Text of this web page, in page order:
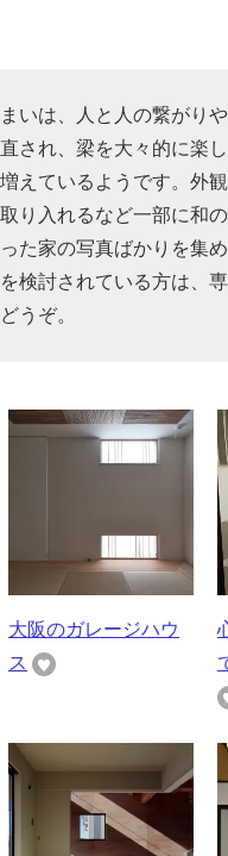
いは、人と人の繋がり
され、梁を大々的に楽
えているようです。外
り入れるなど一部に和
た家の写真ばかりを集
検討されている方は、
どうぞ。
大阪のガレージハウ
ス